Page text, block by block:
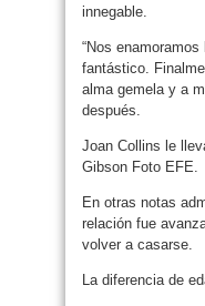
innegable.
“Nos
fantástico.
alma gemela y a
después.
Joan Collins le
Gibson Foto EFE.
En otras notas
relación fue
volver a casarse.
La diferencia de